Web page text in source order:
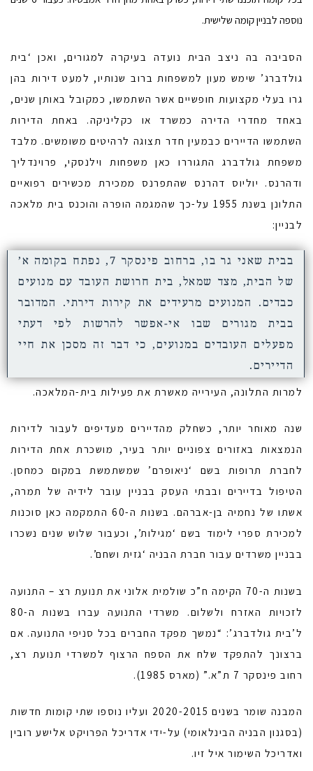
נוספה לבניין קומה שלישית.
הסביבה בה ניצב הבית נועדה בעיקרה למגורים, ואכן ‘בית
גולדברג’ שימש מעון למשפחות ברוב שנותיו, למעט דירות בהן
גרו בעלי מקצועות חופשיים אשר השתמשו, כמקובל באותן שנים,
באחד מחדרי הדירה כמשרד או כקליניקה. באחת הדירות
השתמשו הדיירים כבמעין חדר תצוגה לרהיטים משומשים. מלבד
משפחת גולדברג התגוררו כאן משפחות וילנסקי, פרוינדליך
ודהרנס. יוליוס דהרנס שהתפרנס ממכירת מכשירים רפואיים
התלונן בשנת 1955 על-כך שהמגמה הופרה והוכנס בית מלאכה
לבניין:
בבית שאני גר בו, ברחוב פינסקר 7, נפתח בקומה א’
של הבית, מצד שמאל, בית חרושת העובד עם מנועים
כבדים. המנועים מרעידים את קירות דירתי. המדובר
בבית מגורים שבו אי-אפשר להרשות לפי דעתי
מפעלים העובדים במנועים, כי דבר זה מסכן את חיי
הדיירים.
למרות התלונה, העירייה מאשרת את פעילות בית-המלאכה.
שנה מאוחר יותר, כשחלק מהדיירים מעדיפים לעבור לדירות
הנמצאות באזורים צפוניים יותר בעיר, מושכרת אחת הדירות
לחברת תרופות בשם ‘ניאופרם’ שמשתמשת במקום כמחסן.
הטיפול בדיירים ובבתי העסק בבניין עובר לידיה של תמרה,
אשתו של נחמיה בן-אברהם. בשנות ה-60 התמקמה כאן סוכנות
למכירת ספרי לימוד בשם ‘מגילות’, וכעבור שלוש שנים נשכרו
בבניין משרדים עבור חברת הבניה ‘גזית ושחם’.
בשנות ה-70 הקימה ח”כ שולמית אלוני את תנועת רצ – התנועה
לזכויות האזרח ולשלום. משרדי התנועה עברו בשנות ה-80
ל’בית גולדברג’: “נמשך מפקד החברים בכל סניפי התנועה. אם
ברצונך להתפקד שלח את הספח הרצוף למשרדי תנועת רצ,
רחוב פינסקר 7 ת”א.” (מארס 1985).
המבנה שומר בשנים 2020-2015 ועליו נוספו שתי קומות חדשות
(בסגנון הבניה הבינלאומי) על-ידי אדריכל הפרויקט אלישע רובין
ואדריכל השימור איל זיו.